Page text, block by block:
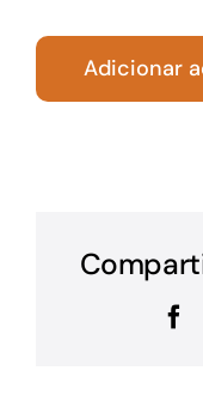
Adicionar